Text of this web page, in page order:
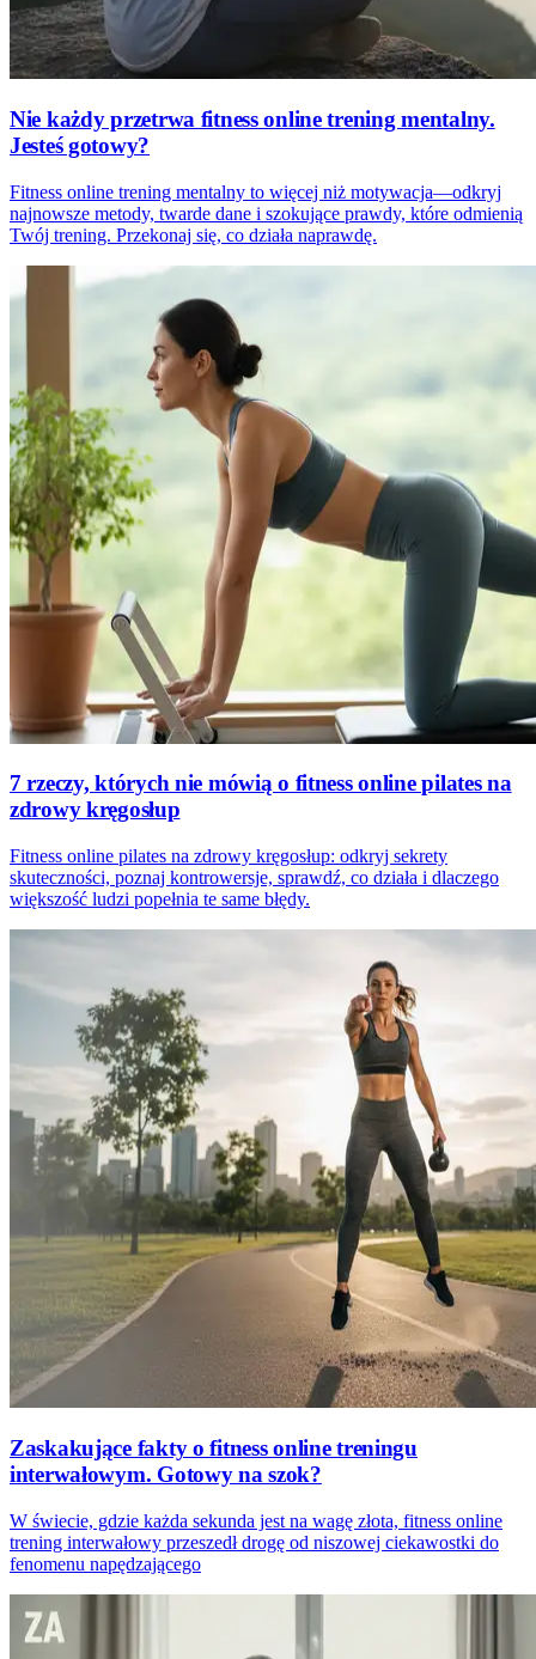
Nie każdy przetrwa fitness online trening mentalny.
Jesteś gotowy?
Fitness online trening mentalny to więcej niż motywacja—odkryj
najnowsze metody, twarde dane i szokujące prawdy, które odmienią
Twój trening. Przekonaj się, co działa naprawdę.
7 rzeczy, których nie mówią o fitness online pilates na
zdrowy kręgosłup
Fitness online pilates na zdrowy kręgosłup: odkryj sekrety
skuteczności, poznaj kontrowersje, sprawdź, co działa i dlaczego
większość ludzi popełnia te same błędy.
Zaskakujące fakty o fitness online treningu
interwałowym. Gotowy na szok?
W świecie, gdzie każda sekunda jest na wagę złota, fitness online
trening interwałowy przeszedł drogę od niszowej ciekawostki do
fenomenu napędzającego